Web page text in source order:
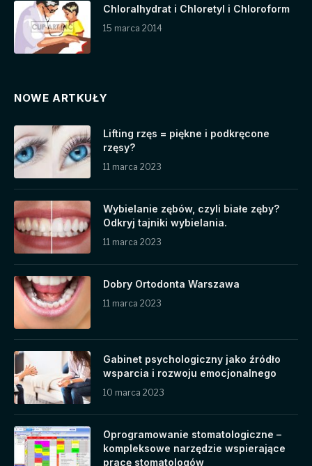
Chloralhydrat i Chloretyl i Chloroform
15 marca 2014
NOWE ARTKUŁY
Lifting rzęs = piękne i podkręcone
rzęsy?
11 marca 2023
Wybielanie zębów, czyli białe zęby?
Odkryj tajniki wybielania.
11 marca 2023
Dobry Ortodonta Warszawa
11 marca 2023
Gabinet psychologiczny jako źródło
wsparcia i rozwoju emocjonalnego
10 marca 2023
Oprogramowanie stomatologiczne –
kompleksowe narzędzie wspierające
pracę stomatologów